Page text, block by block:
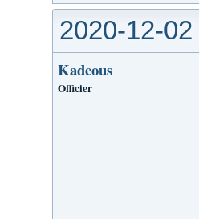
2020-12-
Kadeous
Officier